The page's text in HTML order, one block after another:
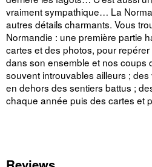
vraiment sympathique… La
autres détails charmants. Vous
Normandie : une première partie
cartes et des photos, pour
dans son ensemble et nos
souvent introuvables ailleurs ;
en dehors des sentiers battus ;
chaque année puis des cartes et